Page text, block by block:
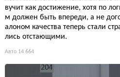
вучит как достижение, хотя по
м должен быть впереди, а не
алоном качества теперь стали
лись отстающими.
Авто 14 664